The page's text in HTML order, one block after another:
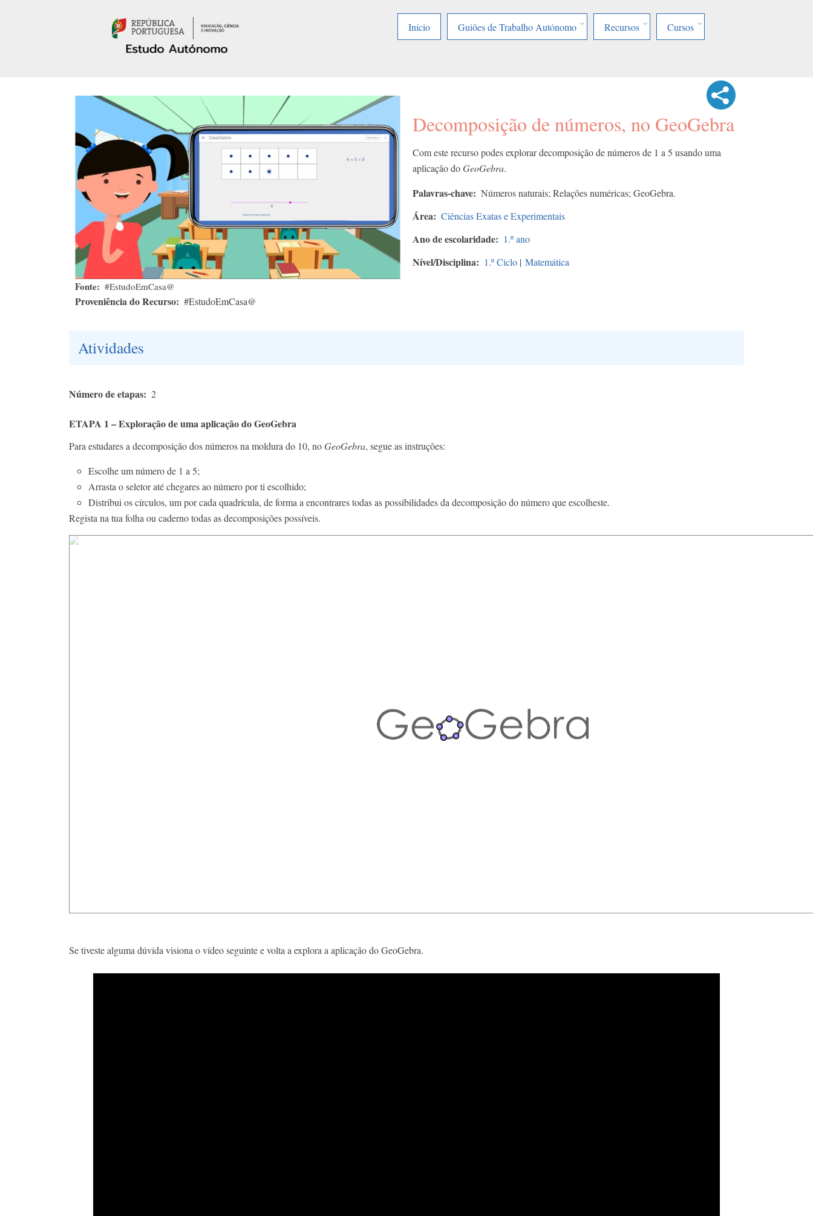
Início
Guiões de Trabalho Autónomo Recursos Cursos
Fonte #EstudoEmCasa@
Proveniência do Recurso #EstudoEmCasa@
Decomposição de números, no GeoGebra
Com este recurso podes explorar decomposição de números de 1 a 5 usando uma
aplicação doGeoGebra.
Palavras-chave Números naturais; Relações numéricas; GeoGebra.
Área Ciências Exatas e Experimentais
Ano de escolaridade 1.º ano
Nível/Disciplina 1.º Ciclo | Matemática
Atividades
Número de etapas 2
ETAPA 1 – Exploração de uma aplicação do GeoGebra
Para estudares a decomposição dos números na moldura do 10, noGeoGebra, segue as instruções:
Escolhe um número de 1 a 5;
Arrasta o seletor até chegares ao número por ti escolhido;
Distribui os círculos, um por cada quadrícula, de forma a encontrares todas as possibilidades da decomposição do número que escolheste.
Regista na tua folha ou caderno todas as decomposições possíveis.
Se tiveste alguma dúvida visiona o vídeo seguinte e volta a explora a aplicação do GeoGebra.